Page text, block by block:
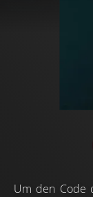
Um den Code